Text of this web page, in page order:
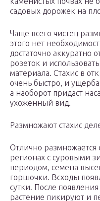
садовых дорожек на
Чаще всего чистец
этого нет
достаточно аккуратно
розеток и
материала. Стахис в
очень быстро, и
а наоборот придаст
ухоженный вид.
Размножают стахис
Отлично размножается
регионах с суровыми
периодом, семена
горшочки. Всходы
сутки. После
растение пикируют и